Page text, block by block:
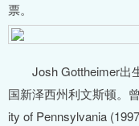
票。
Josh Gottheimer出生
国新泽西州利文斯顿。
ity of Pennsylvania